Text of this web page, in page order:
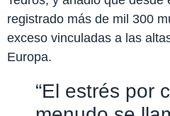
registrado más de mil 300
exceso vinculadas a las
Europa.
“El estrés por